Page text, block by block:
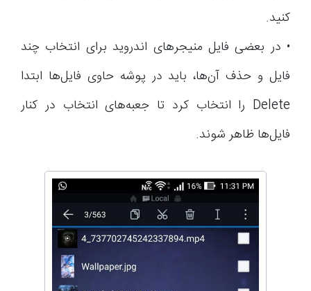
کنید.
• در بعضی فایل منیجرهای اندروید برای انتخاب چند
فایل و حذف آن‌ها، باید در پوشه حاوی فایل‌ها ابتدا
Delete را انتخاب کرد تا جعبه‌های انتخاب در کنار
فایل‌ها ظاهر شوند.